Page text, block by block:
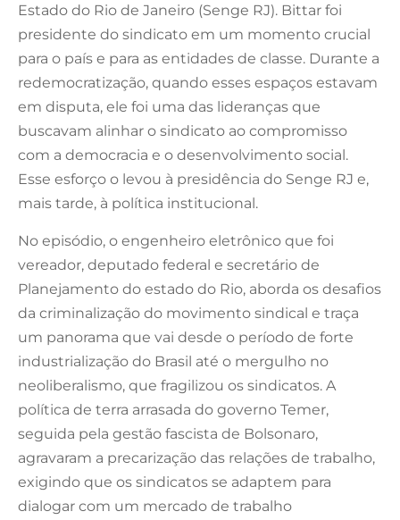
Estado do Rio de Janeiro (Senge RJ). Bittar foi
presidente do sindicato em um momento crucial
para o país e para as entidades de classe. Durante a
redemocratização, quando esses espaços estavam
em disputa, ele foi uma das lideranças que
buscavam alinhar o sindicato ao compromisso
com a democracia e o desenvolvimento social.
Esse esforço o levou à presidência do Senge RJ e,
mais tarde, à política institucional.
No episódio, o engenheiro eletrônico que foi
vereador, deputado federal e secretário de
Planejamento do estado do Rio, aborda os desafios
da criminalização do movimento sindical e traça
um panorama que vai desde o período de forte
industrialização do Brasil até o mergulho no
neoliberalismo, que fragilizou os sindicatos. A
política de terra arrasada do governo Temer,
seguida pela gestão fascista de Bolsonaro,
agravaram a precarização das relações de trabalho,
exigindo que os sindicatos se adaptem para
dialogar com um mercado de trabalho